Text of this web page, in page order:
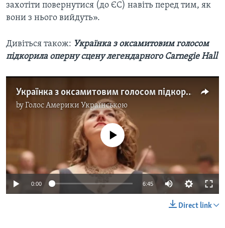
захотіти повернутися (до ЄС) навіть перед тим, як
вони з нього вийдуть».
Дивіться також: Українка з оксамитовим голосом
підкорила оперну сцену легендарного Carnegie Hall
Українка з оксамитовим голосом підкорила оперну сцену легендарного Carnegie Hall. Відео
byГолос Америки Українською
No media source currently available
0:00 6:45
Direct link